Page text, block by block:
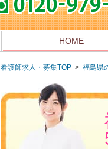
HOME
看護師求人・募集TOP > 福島県